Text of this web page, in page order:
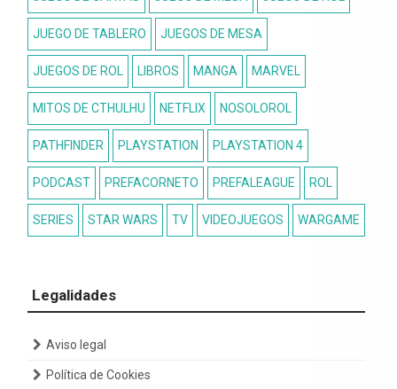
JUEGO DE TABLERO JUEGOS DE MESA
JUEGOS DE ROL LIBROS MANGA MARVEL
MITOS DE CTHULHU NETFLIX NOSOLOROL
PATHFINDER PLAYSTATION PLAYSTATION 4
PODCAST PREFACORNETO PREFALEAGUE ROL
SERIES STAR WARS TV VIDEOJUEGOS WARGAME
Legalidades
Aviso legal
Política de Cookies